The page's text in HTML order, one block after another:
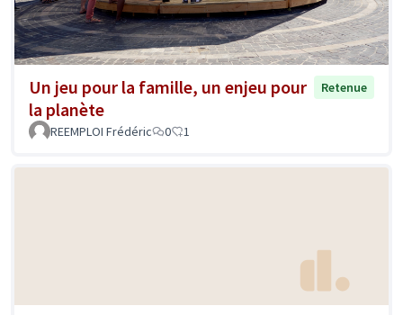
Un jeu pour la famille, un enjeu pour
la planète
Retenue
REEMPLOI Frédéric 0 1